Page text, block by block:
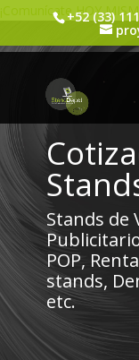
¡Comunícate HOY
+52 (33)
Stands de
POP,
stands,
etc.